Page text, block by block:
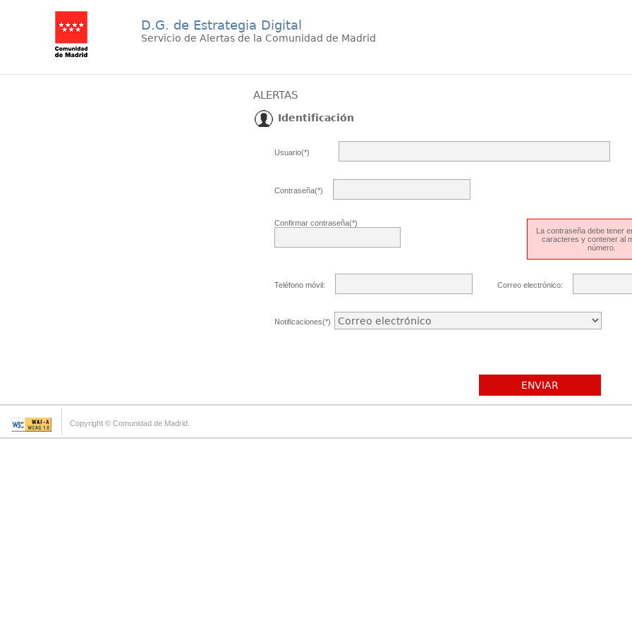
D.G. de Estrategia Digital
Servicio de Alertas de la Comunidad de Madrid
ALERTAS
Identificación
Usuario(*)
Contraseña(*)
Confirmar contraseña(*)
La contraseña debe tener
caracteres y contener al
número.
Teléfono móvil: Correo electrónico:
Notificaciones(*)
ENVIAR
Copyright © Comunidad de Madrid.